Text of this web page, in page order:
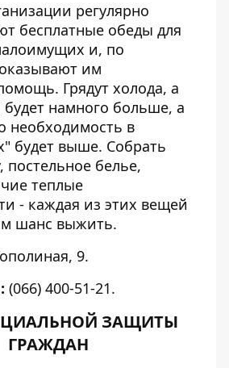
регулярно
бесплатные обеды для
и, по
им
Грядут холода, а
намного больше, а
необходимость в
будет выше. Собрать
постельное белье,
теплые
- каждая из этих вещей
шанс выжить.
9.
(066) 400-51-21.
ЗАЩИТЫ
ГРАЖДАН